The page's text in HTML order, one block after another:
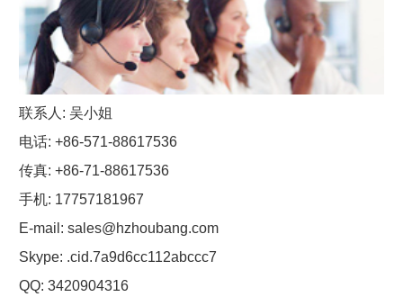
联系人: 吴小姐
电话: +86-571-88617536
传真: +86-71-88617536
手机: 17757181967
E-mail:sales@hzhoubang.com
Skype: .cid.7a9d6cc112abccc7
QQ:3420904316